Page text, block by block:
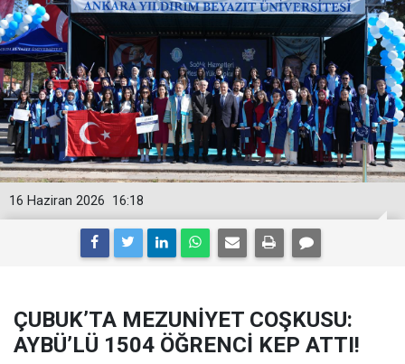
16:18
16 Haziran 2026
ÇUBUK’TA MEZUNİYET COŞKUSU:
AYBÜ’LÜ 1504 ÖĞRENCİ KEP ATTI!